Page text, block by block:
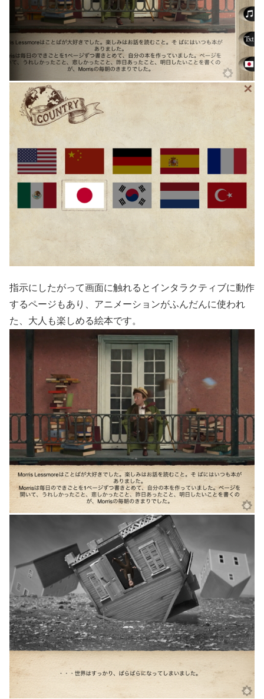
指示にしたがって画面に触れるとインタラクティブに動作
するページもあり、アニメーションがふんだんに使われ
た、大人も楽しめる絵本です。